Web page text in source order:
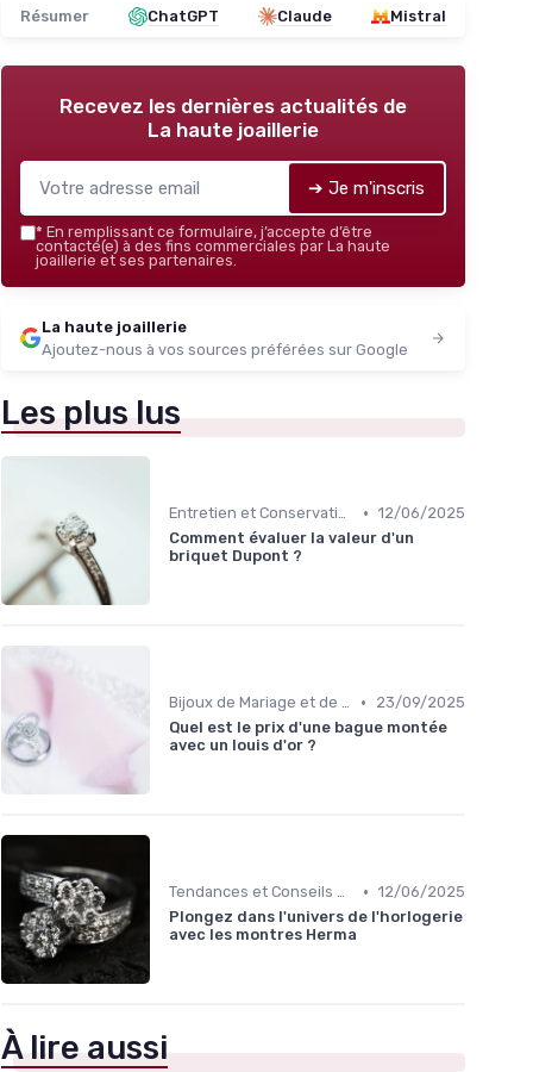
Résumer ChatGPT Claude Mistral
Recevez les dernières actualités de
La haute joaillerie
➔ Je m'inscris
* En remplissant ce formulaire, j’accepte d’être
contacté(e) à des fins commerciales par La haute
joaillerie et ses partenaires.
La haute joaillerie
Ajoutez-nous à vos sources préférées sur Google
Les plus lus
Entretien et Conservation des Bijoux • 12/06/2025
Comment évaluer la valeur d'un
briquet Dupont ?
Bijoux de Mariage et de Fiançailles •
23/09/2025
Quel est le prix d'une bague montée
avec un louis d'or ?
Tendances et Conseils de Style • 12/06/2025
Plongez dans l'univers de l'horlogerie
avec les montres Herma
À lire aussi